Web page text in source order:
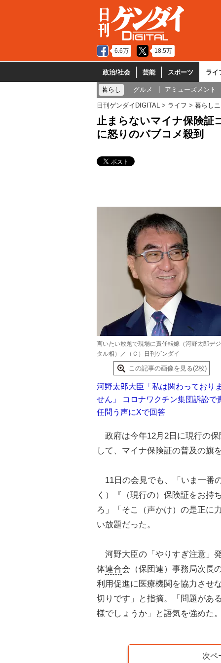
6.6万 18.5万
政治/社会 芸能 スポーツ ライ
暮らし グルメ アミューズメント
日刊ゲンダイDIGITAL ライフ 暮らし
止まらないマイナ保険証
に怒りのパブコメ殺到
言いたい放題で現場に責任転嫁（河野太郎デジ
タル相）／（Ｃ）日刊ゲンダイ
この記事の画像を見る(2枚)
河野太郎大臣「私は関わっておりま
せん」 コロナワクチン集団訴訟で
任問う声にXで回答
政府は今年12月2日に現行の
して、マイナ保険証の普及の旗
11日の会見でも、「いま一番
く）『（現行の）保険証をお持
ろ」「そこ（声かけ）の是正に
い放題だった。
河野大臣の「やりすぎ注意」
体連合会（保団連）事務局次長
利用促進に医療機関を協力させ
切りです」と指摘。「問題があ
様でしょうか」と語気を強めた。
次ペ